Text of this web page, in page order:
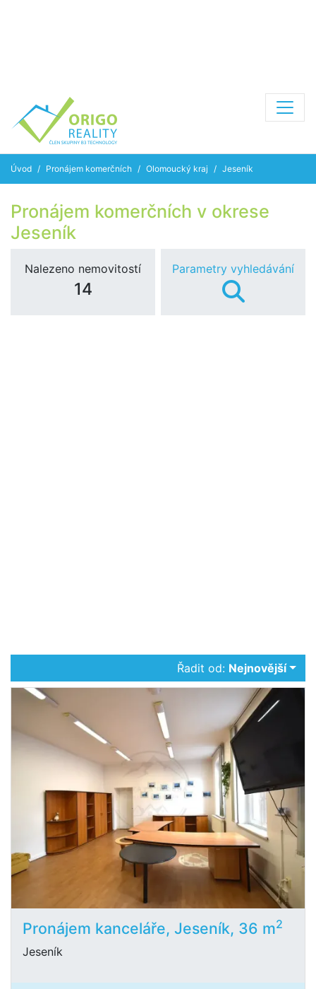
Úvod Pronájem komerčních Olomoucký kraj Jeseník
Pronájem komerčních v okrese
Jeseník
Nalezeno nemovitostí
14
Parametry vyhledávání
Řadit od: Nejnovější
Pronájem kanceláře, Jeseník, 36 m2
Jeseník